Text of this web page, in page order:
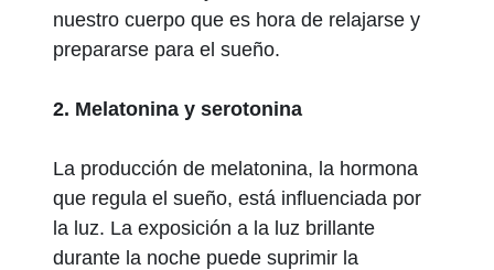
nuestro cuerpo que es hora de relajarse y
prepararse para el sueño.
2. Melatonina y serotonina
La producción de melatonina, la hormona
que regula el sueño, está influenciada por
la luz. La exposición a la luz brillante
durante la noche puede suprimir la